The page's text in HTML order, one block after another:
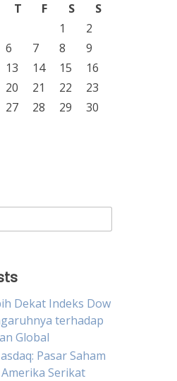
T F S
S
1
2
6 7 8
9
13 14 15
16
20 21 22
23
27 28 29
30
Dekat Indeks Dow
terhadap
Global
Pasar Saham
Serikat